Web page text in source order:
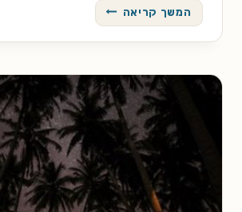
המשך קריאה שבע
הערות
על
פגומה